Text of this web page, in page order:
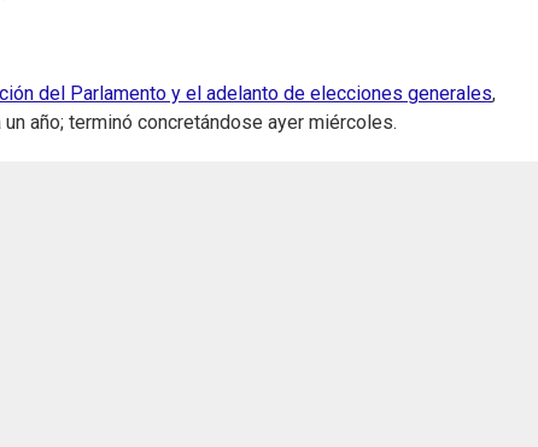
del Parlamento y el adelanto de elecciones generales,
año; terminó concretándose ayer miércoles.